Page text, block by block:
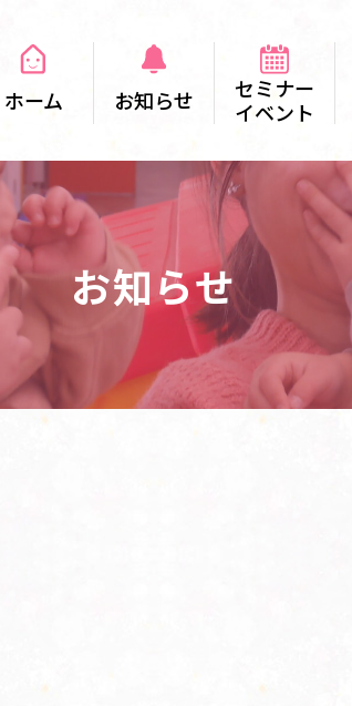
ホーム お知らせ
セミナー
イベント
お知らせ